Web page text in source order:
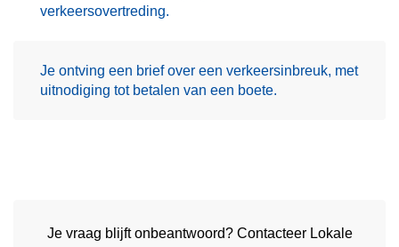
verkeersovertreding.
Je ontving een brief over een verkeersinbreuk, met
uitnodiging tot betalen van een boete.
Je vraag blijft onbeantwoord? Contacteer Lokale